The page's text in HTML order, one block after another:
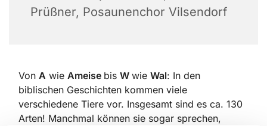
Prüßner, Posaunenchor Vilsendorf
Von A wie Ameise bis W wie Wal: In den
biblischen Geschichten kommen viele
verschiedene Tiere vor. Insgesamt sind es ca. 130
Arten! Manchmal können sie sogar sprechen,